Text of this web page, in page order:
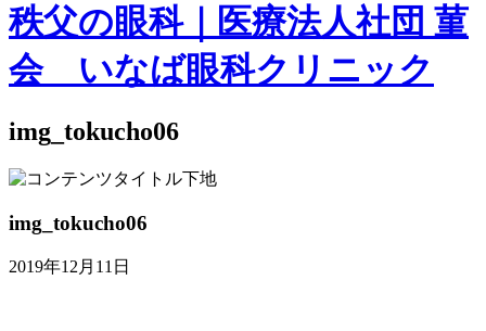
秩父の眼科｜医療法人社団 菫
会 いなば眼科クリニック
img_tokucho06
img_tokucho06
2019年12月11日